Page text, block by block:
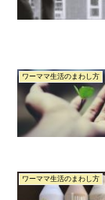
ワーママ生活のまわし方
ワーママ生活のまわし方